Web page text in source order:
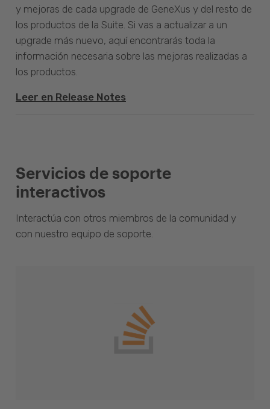
y mejoras de cada upgrade de GeneXus y del resto de
los productos de la Suite. Si vas a actualizar a un
upgrade más nuevo, aquí encontrarás toda la
información necesaria sobre las mejoras realizadas a
los productos.
Leer en Release Notes
Servicios de soporte
interactivos
Interactúa con otros miembros de la comunidad y
con nuestro equipo de soporte.